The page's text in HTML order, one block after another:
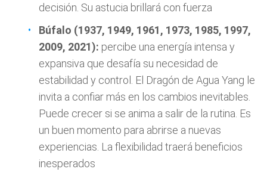
decisión. Su astucia brillará con fuerza
Búfalo (1937, 1949, 1961, 1973, 1985, 1997,
2009, 2021): percibe una energía intensa y
expansiva que desafía su necesidad de
estabilidad y control. El Dragón de Agua Yang le
invita a confiar más en los cambios inevitables.
Puede crecer si se anima a salir de la rutina. Es
un buen momento para abrirse a nuevas
experiencias. La flexibilidad traerá beneficios
inesperados